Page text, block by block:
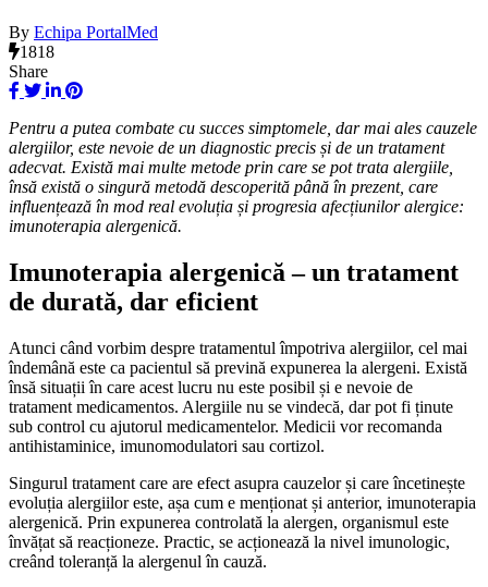
By Echipa PortalMed
1818
Share
Pentru a putea combate cu succes simptomele, dar mai ales cauzele
alergiilor, este nevoie de un diagnostic precis și de un tratament
adecvat. Există mai multe metode prin care se pot trata alergiile,
însă există o singură metodă descoperită până în prezent, care
influențează în mod real evoluția și progresia afecțiunilor alergice:
imunoterapia alergenică.
Imunoterapia alergenică –un tratament
de durată, dar eficient
Atunci când vorbim despre tratamentul împotriva alergiilor, cel mai
îndemână este ca pacientul să prevină expunerea la alergeni. Există
însă situații în care acest lucru nu este posibil și e nevoie de
tratament medicamentos. Alergiile nu se vindecă, dar pot fi ținute
sub control cu ajutorul medicamentelor. Medicii vor recomanda
antihistaminice, imunomodulatori sau cortizol.
Singurul tratament care are efect asupra cauzelor și care încetinește
evoluția alergiilor este, așa cum e menționat și anterior, imunoterapia
alergenică. Prin expunerea controlată la alergen, organismul este
învățat să reacționeze. Practic, se acționează la nivel imunologic,
creând toleranță la alergenul în cauză.